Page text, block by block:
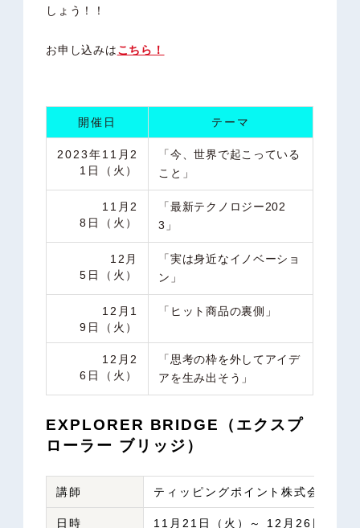
しょう！！
お申し込みはこちら！
開催日 テーマ
2023年11 月2
1 日（ 火 ）
「今、世界で起こっている
こと 」
11 月2
8 日（火）
「最新テクノロジー202
3 」
12 月
5 日（火）
「実は身近なイノベーショ
ン 」
12 月 1
9 日（火）
「 ヒット商品の裏側 」
12 月2
6 日（火）
「思考の枠を外してアイデ
アを生み出そう 」
EXPLORER BRIDGE（エクスプ
ローラー ブリッジ）
講師 ティッピングポイント株式会社
日時 11月21日（火）～ 12月26日（